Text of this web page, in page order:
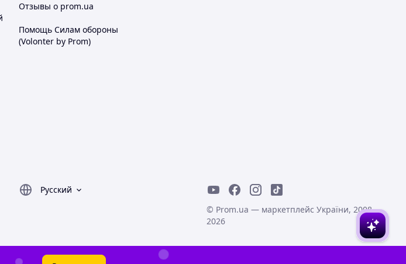
Отзывы о prom.ua
Помощь Силам обороны
(Volonter by Prom)
Русский
© Prom.ua — маркетплейс України, 2008-
2026